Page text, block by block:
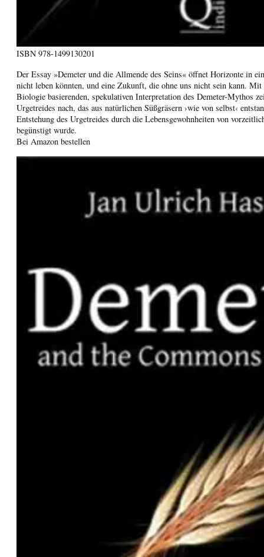
ISBN 978-1499130201
Der Essay »Demeter und die Allmende des Seins« öffnet Horizonte in
nicht leben könnten, und eine Zukunft, die ohne uns nicht sein kann.
Biologie basierenden, spekulativen Interpretation des Demeter-Mythos
Urgetreides nach, das aus natürlichen Süßgräsern ›wie von selbst‹
Entstehung des Urgetreides durch die Lebensgewohnheiten von
begünstigt wurde.
Bei Amazon bestellen